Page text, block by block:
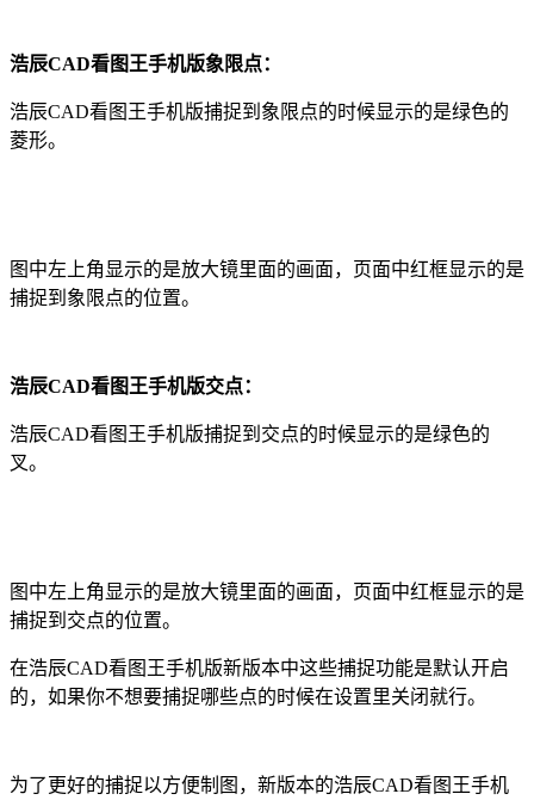
浩辰CAD看图王手机版象限点：
浩辰CAD看图王手机版捕捉到象限点的时候显示的是绿色的
菱形。
图中左上角显示的是放大镜里面的画面，页面中红框显示的是
捕捉到象限点的位置。
浩辰CAD看图王手机版交点：
浩辰CAD看图王手机版捕捉到交点的时候显示的是绿色的
叉。
图中左上角显示的是放大镜里面的画面，页面中红框显示的是
捕捉到交点的位置。
在浩辰CAD看图王手机版新版本中这些捕捉功能是默认开启
的，如果你不想要捕捉哪些点的时候在设置里关闭就行。
为了更好的捕捉以方便制图，新版本的浩辰CAD看图王手机